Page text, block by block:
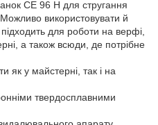
CE 96 H для стругання
Можливо використовувати й
для роботи на верфі,
а також всюди, де потрібне
як у майстерні, так і на
твердосплавними